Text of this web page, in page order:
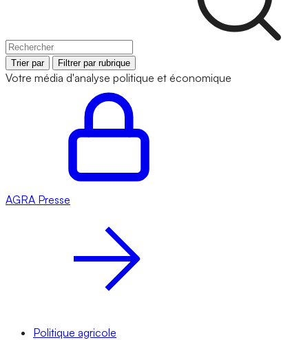
Trier par Filtrer par rubrique
Votre média d'analyse politique et économique
AGRA Presse
Politique agricole